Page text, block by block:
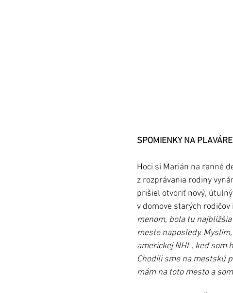
SPOMIENKY NA
Hoci si Marián na ranné
z rozprávania rodiny
prišiel otvoriť nový,
v domove starých rodičov
menom, bola tu
meste naposledy.
americkej NHL, keď som
Chodili sme na mestskú
mám na toto mesto a